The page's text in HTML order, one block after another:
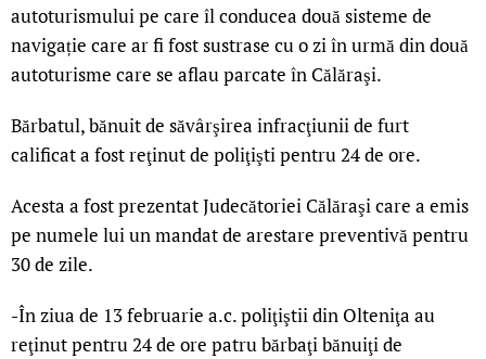
autoturismului pe care îl conducea două sisteme de
navigație care ar fi fost sustrase cu o zi în urmă din două
autoturisme care se aflau parcate în Călăraşi.
Bărbatul, bănuit de săvârşirea infracţiunii de furt
calificat a fost reţinut de poliţişti pentru 24 de ore.
Acesta a fost prezentat Judecătoriei Călăraşi care a emis
pe numele lui un mandat de arestare preventivă pentru
30 de zile.
-În ziua de 13 februarie a.c. poliţiştii din Olteniţa au
reţinut pentru 24 de ore patru bărbaţi bănuiţi de